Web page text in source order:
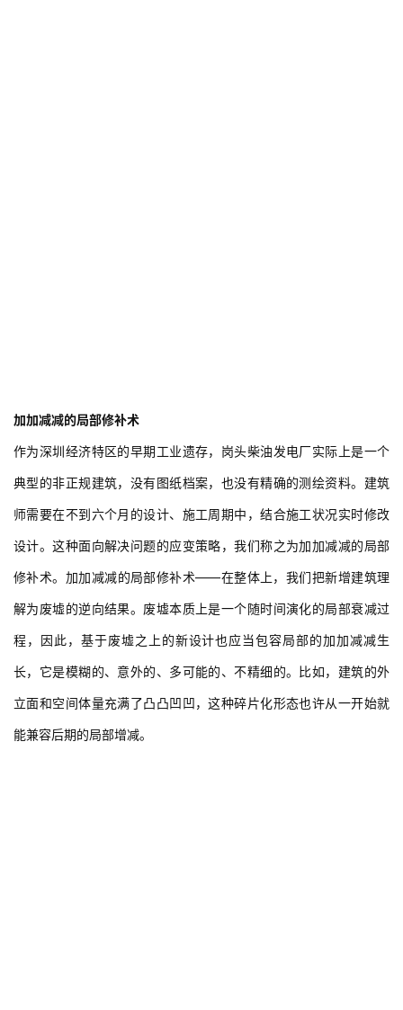
加加减减的局部修补术
作为深圳经济特区的早期工业遗存，岗头柴油发电厂实际上是一个
典型的非正规建筑，没有图纸档案，也没有精确的测绘资料。建筑
师需要在不到六个月的设计、施工周期中，结合施工状况实时修改
设计。这种面向解决问题的应变策略，我们称之为加加减减的局部
修补术。加加减减的局部修补术——在整体上，我们把新增建筑理
解为废墟的逆向结果。废墟本质上是一个随时间演化的局部衰减过
程，因此，基于废墟之上的新设计也应当包容局部的加加减减生
长，它是模糊的、意外的、多可能的、不精细的。比如，建筑的外
立面和空间体量充满了凸凸凹凹，这种碎片化形态也许从一开始就
能兼容后期的局部增减。